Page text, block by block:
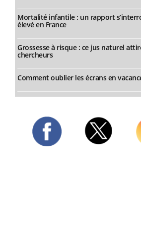
Mortalité infantile : un rapport
élevé en France
Grossesse à risque : ce jus naturel
chercheurs
Comment oublier les écrans en